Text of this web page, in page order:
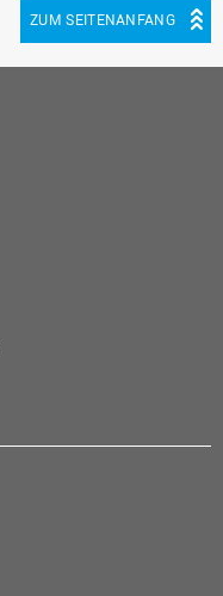
ZUM SEITENANFANG